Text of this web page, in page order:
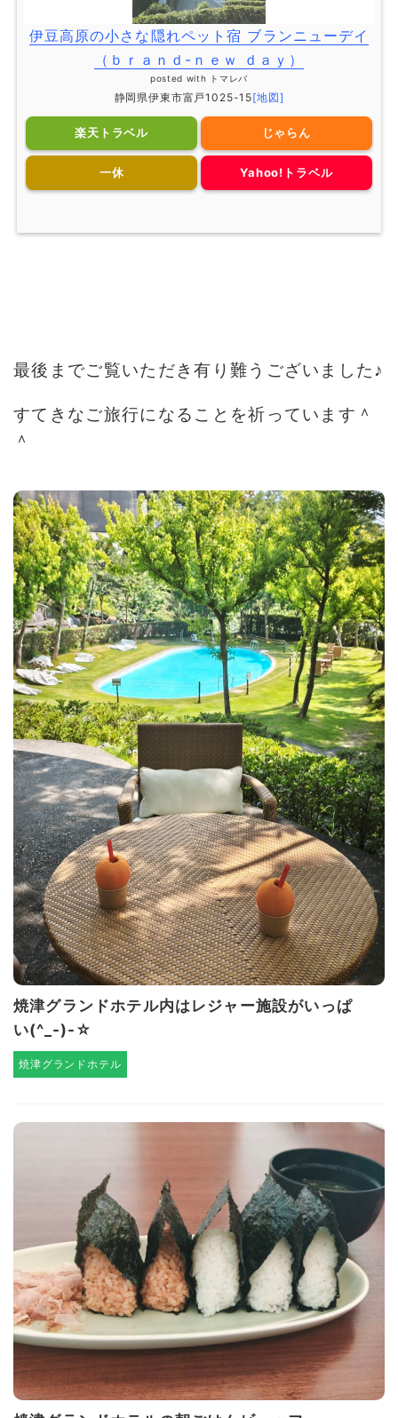
伊豆高原の小さな隠れペット宿 ブランニューデイ
（ｂｒａｎｄ-ｎｅｗ ｄａｙ）
posted with トマレバ
静岡県伊東市富戸1025-15[地図]
楽天トラベル じゃらん
一休 Yahoo!トラベル
最後までご覧いただき有り難うございました♪
すてきなご旅行になることを祈っています＾
＾
焼津グランドホテル内はレジャー施設がいっぱ
い(^_-)-☆
焼津グランドホテル